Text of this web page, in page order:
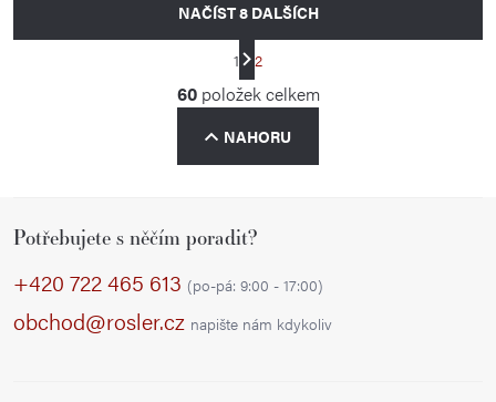
O
v
l
á
a
í
p
NAČÍST 8 DALŠÍCH
S
t
r
á
v
n
1 2
60položek celkem
NAHORU
Potřebujete s něčím poradit?
+420 722 465 613 (po-pá: 9:00 - 17:00)
obchod@rosler.cz napište nám kdykoliv